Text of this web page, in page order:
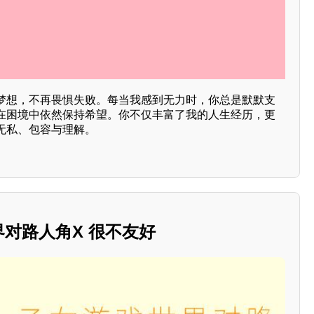
想，不再畏惧失败。每当我感到无力时，你总是默默支
困境中依然保持希望。你不仅丰富了我的人生经历，更
、包容与理解。
路人角X 很不友好